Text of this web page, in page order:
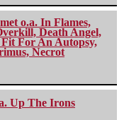
o.a. In Flames,
Death Angel,
For An Autopsy,
Necrot
Up The Irons